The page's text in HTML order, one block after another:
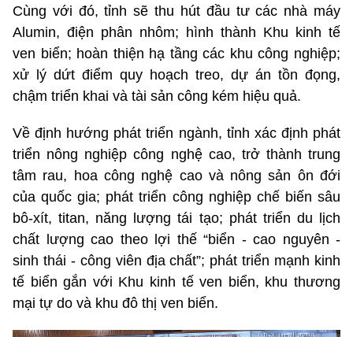
Cùng với đó, tỉnh sẽ thu hút đầu tư các nhà máy
Alumin, điện phân nhôm; hình thành Khu kinh tế
ven biển; hoàn thiện hạ tầng các khu công nghiệp;
xử lý dứt điểm quy hoạch treo, dự án tồn đọng,
chậm triển khai và tài sản công kém hiệu quả.
Về định hướng phát triển ngành, tỉnh xác định phát
triển nông nghiệp công nghệ cao, trở thành trung
tâm rau, hoa công nghệ cao và nông sản ôn đới
của quốc gia; phát triển công nghiệp chế biến sâu
bô-xít, titan, năng lượng tái tạo; phát triển du lịch
chất lượng cao theo lợi thế “biển - cao nguyên -
sinh thái - công viên địa chất”; phát triển mạnh kinh
tế biển gắn với Khu kinh tế ven biển, khu thương
mại tự do và khu đô thị ven biển.